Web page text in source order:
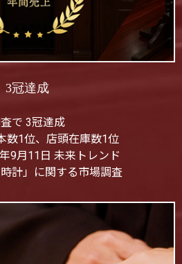
3冠達成
で 3冠達成
数1位、店頭在庫数1位
9月11日 未来トレンド
計」に関する市場調査